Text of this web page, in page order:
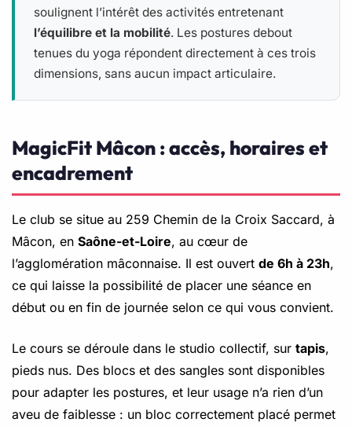
soulignent l’intérêt des activités entretenant
l’équilibre et la mobilité. Les postures debout
tenues du yoga répondent directement à ces trois
dimensions, sans aucun impact articulaire.
MagicFit Mâcon : accès, horaires et
encadrement
Le club se situe au 259 Chemin de la Croix Saccard, à
Mâcon, en Saône-et-Loire, au cœur de
l’agglomération mâconnaise. Il est ouvert de 6h à 23h,
ce qui laisse la possibilité de placer une séance en
début ou en fin de journée selon ce qui vous convient.
Le cours se déroule dans le studio collectif, sur tapis,
pieds nus. Des blocs et des sangles sont disponibles
pour adapter les postures, et leur usage n’a rien d’un
aveu de faiblesse : un bloc correctement placé permet